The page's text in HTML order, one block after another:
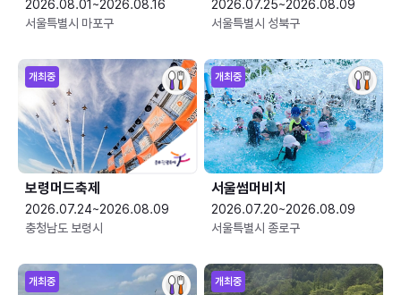
2026.08.01~2026.08.16
서울특별시 마포구
2026.07.25~2026.08.09
서울특별시 성북구
개최중
보령머드축제
2026.07.24~2026.08.09
충청남도 보령시
개최중
서울썸머비치
2026.07.20~2026.08.09
서울특별시 종로구
개최중 개최중